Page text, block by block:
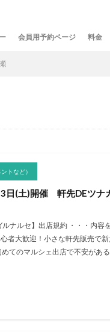
会員用予約ページ 料金
トなど）
日(土)開催 軒先DEツナ
ルナルセ】出店規約 ・・・内容
者大歓迎！小さな軒先販売で
てのマルシェ出店で不安があ